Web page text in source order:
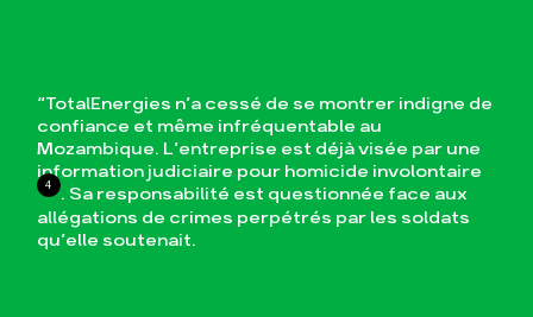
“TotalEnergies n’a cessé de se montrer indigne de
confiance et même infréquentable au
Mozambique. L’entreprise est déjà visée par une
information judiciaire pour homicide involontaire
4
. Sa responsabilité est questionnée face aux
allégations de crimes perpétrés par les soldats
qu’elle soutenait.